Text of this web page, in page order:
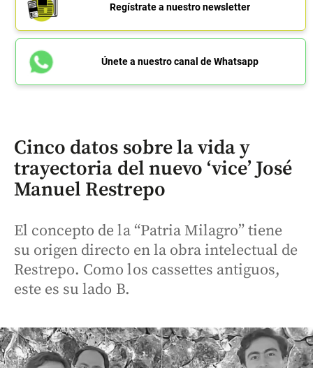
Regístrate a nuestro newsletter
Únete a nuestro canal de Whatsapp
Cinco datos sobre la vida y
trayectoria del nuevo ‘vice’ José
Manuel Restrepo
El concepto de la “Patria Milagro” tiene
su origen directo en la obra intelectual de
Restrepo. Como los cassettes antiguos,
este es su lado B.